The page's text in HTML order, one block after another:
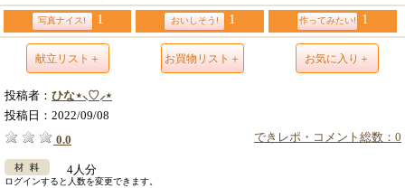
写真ナイス! 1 おいしそう! 1 作ってみたい! 1
献立リスト＋ お買物リスト＋ お気に入り＋
投稿者： ひな⋆⸜♡⸝‍⋆
投稿日： 2022/09/08
できレポ・コメント総数：0
0.0
4人分
ログインすると人数を変更できます。